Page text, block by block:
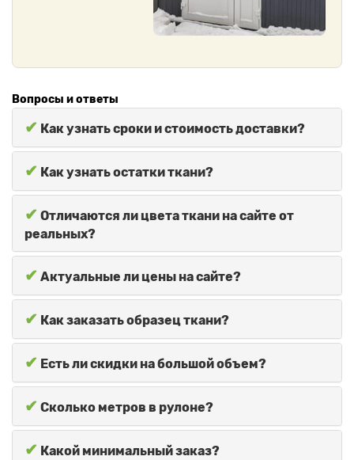
Вопросы и ответы
✔ Как узнать сроки и стоимость доставки?
✔ Как узнать остатки ткани?
✔ Отличаются ли цвета ткани на сайте от
реальных?
✔ Актуальные ли цены на сайте?
✔ Как заказать образец ткани?
✔ Есть ли скидки на большой объем?
✔ Сколько метров в рулоне?
✔ Какой минимальный заказ?